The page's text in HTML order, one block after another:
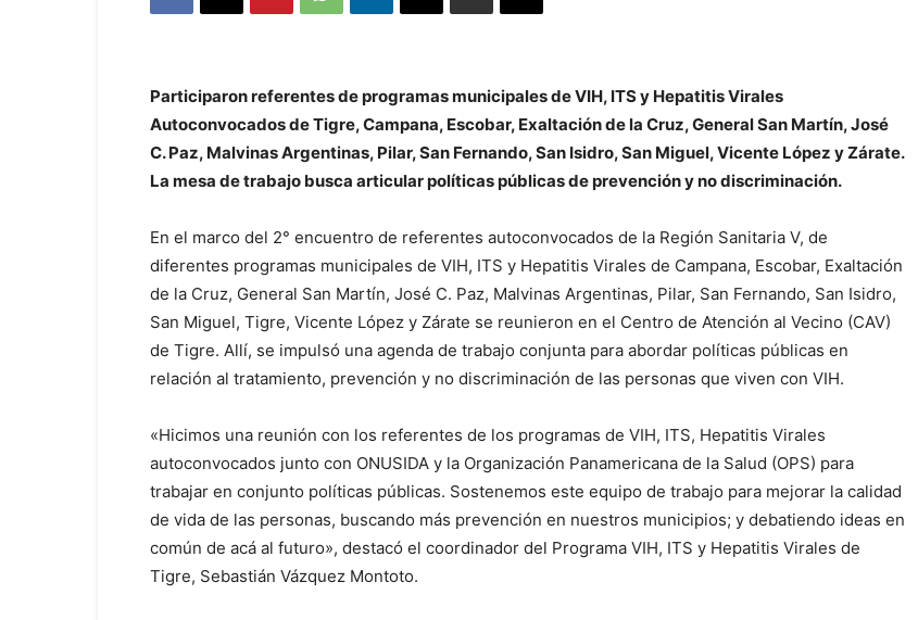
Participaron referentes de programas municipales de VIH, ITS y Hepatitis Virales
Autoconvocados de Tigre, Campana, Escobar, Exaltación de la Cruz, General San Martín, José
C. Paz, Malvinas Argentinas, Pilar, San Fernando, San Isidro, San Miguel, Vicente López y Zárate.
La mesa de trabajo busca articular políticas públicas de prevención y no discriminación.
En el marco del 2° encuentro de referentes autoconvocados de la Región Sanitaria V, de
diferentes programas municipales de VIH, ITS y Hepatitis Virales de Campana, Escobar, Exaltación
de la Cruz, General San Martín, José C. Paz, Malvinas Argentinas, Pilar, San Fernando, San Isidro,
San Miguel, Tigre, Vicente López y Zárate se reunieron en el Centro de Atención al Vecino (CAV)
de Tigre. Allí, se impulsó una agenda de trabajo conjunta para abordar políticas públicas en
relación al tratamiento, prevención y no discriminación de las personas que viven con VIH.
«Hicimos una reunión con los referentes de los programas de VIH, ITS, Hepatitis Virales
autoconvocados junto con ONUSIDA y la Organización Panamericana de la Salud (OPS) para
trabajar en conjunto políticas públicas. Sostenemos este equipo de trabajo para mejorar la calidad
de vida de las personas, buscando más prevención en nuestros municipios; y debatiendo ideas en
común de acá al futuro», destacó el coordinador del Programa VIH, ITS y Hepatitis Virales de
Tigre, Sebastián Vázquez Montoto.